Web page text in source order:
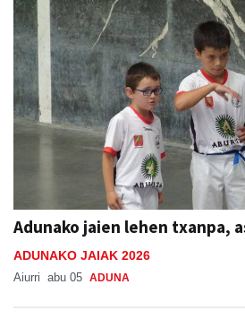
Adunako jaien lehen txanpa,
ADUNAKO JAIAK 2026
Aiurri abu 05 ADUNA